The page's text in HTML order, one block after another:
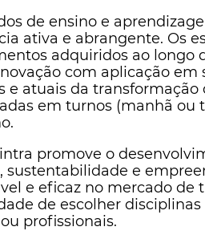
de ensino e
ativa e abrangente. Os
adquiridos ao longo
com aplicação
e atuais da
em turnos (manhã ou
promove o
sustentabilidade e
e eficaz no mercado de
de escolher
profissionais.